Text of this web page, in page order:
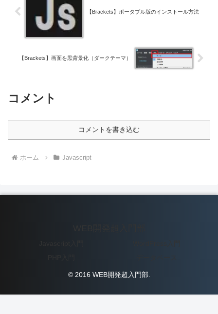
【Brackets】ポータブル版のインストール方法
【Brackets】画面を黒背景化（ダークテーマ）
コメント
コメントを書き込む
ホーム Javascript
© 2016 WEB開発超入門部.